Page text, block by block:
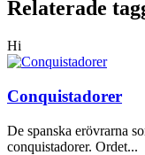
Relaterade
Hi
Conquistadorer
De spanska erövrarna
conquistadorer. Ordet...